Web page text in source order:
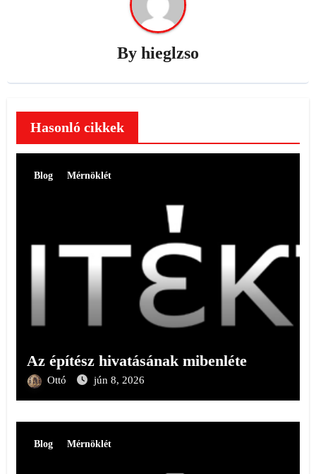
By hieglzso
Hasonló cikkek
Blog Mérnöklét
Az építész hivatásának mibenléte
Ottó jún 8, 2026
Blog Mérnöklét